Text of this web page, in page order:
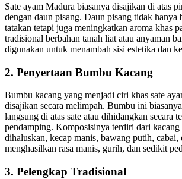
Sate ayam Madura biasanya disajikan di atas
dengan daun pisang. Daun pisang tidak hanya
tatakan tetapi juga meningkatkan aroma khas
tradisional berbahan tanah liat atau anyaman
digunakan untuk menambah sisi estetika dan
2. Penyertaan Bumbu Kacang
Bumbu kacang yang menjadi ciri khas sate
disajikan secara melimpah. Bumbu ini
langsung di atas sate atau dihidangkan secara
pendamping. Komposisinya terdiri dari kacang
dihaluskan, kecap manis, bawang putih, cabai,
menghasilkan rasa manis, gurih, dan sedikit
3. Pelengkap Tradisional